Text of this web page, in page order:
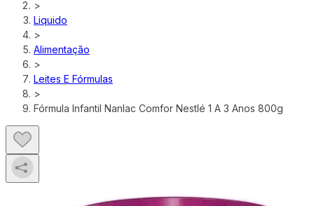
>
Liquido
>
Alimentação
>
Leites E Fórmulas
>
Fórmula Infantil Nanlac Comfor Nestlé 1 A 3 Anos 800g